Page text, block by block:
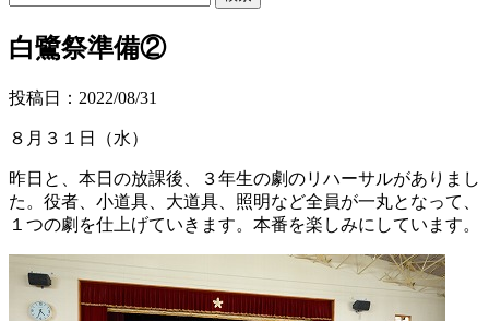
白鷺祭準備②
投稿日：2022/08/31
８月３１日（水）
昨日と、本日の放課後、３年生の劇のリハーサルがありまし
た。役者、小道具、大道具、照明など全員が一丸となって、
１つの劇を仕上げていきます。本番を楽しみにしています。